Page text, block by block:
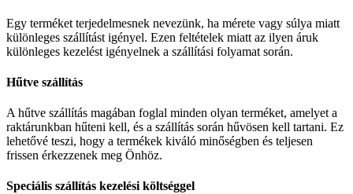
Egy terméket terjedelmesnek nevezünk, ha mérete vagy súlya miatt
különleges szállítást igényel. Ezen feltételek miatt az ilyen áruk
különleges kezelést igényelnek a szállítási folyamat során.
Hűtve szállítás
A hűtve szállítás magában foglal minden olyan terméket, amelyet a
raktárunkban hűteni kell, és a szállítás során hűvösen kell tartani. Ez
lehetővé teszi, hogy a termékek kiváló minőségben és teljesen
frissen érkezzenek meg Önhöz.
Speciális szállítás kezelési költséggel